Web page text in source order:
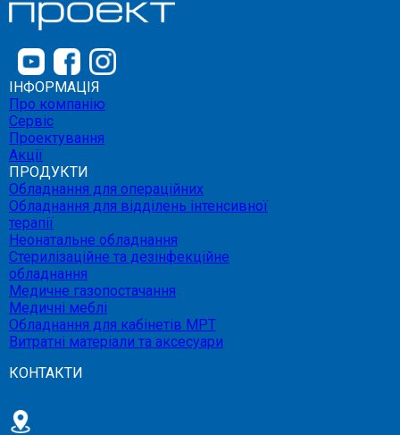
ІНФОРМАЦІЯ
Про компанію
Сервіс
Проектування
Акції
ПРОДУКТИ
Обладнання для операційних
Обладнання для відділень інтенсивної
терапії
Неонатальне обладнання
Стерилізаційне та дезінфекційне
обладнання
Медичне газопостачання
Медичні меблі
Обладнання для кабінетів МРТ
Витратні матеріали та аксесуари
КОНТАКТИ